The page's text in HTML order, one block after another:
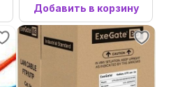
Добавить в корзину